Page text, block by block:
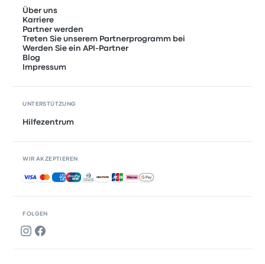
FOLGEN
Über uns
Karriere
Partner werden
Treten Sie unserem Partnerprogramm bei
Werden Sie ein API-Partner
Blog
Impressum
UNTERSTÜTZUNG
Hilfezentrum
WIR AKZEPTIEREN
Akzeptierte Zahlungsmethoden